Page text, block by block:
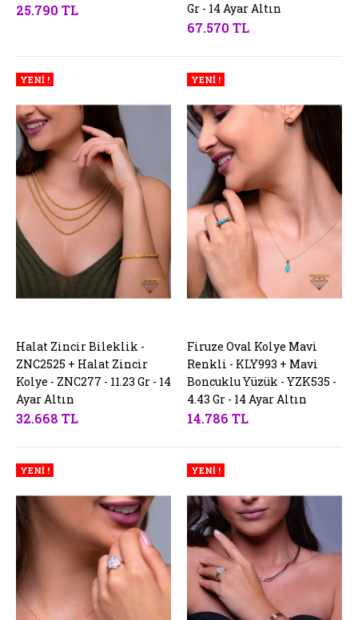
25.790 TL
Gr - 14 Ayar Altın
67.570 TL
YENİ !
SEPETE EKLE
Halat Zincir Bileklik -
ZNC2525 + Halat Zincir
Kolye - ZNC277 - 11.23 Gr - 14
Ayar Altın
32.668 TL
YENİ !
SEPETE EKLE
Firuze Oval Kolye Mavi
Renkli - KLY993 + Mavi
Boncuklu Yüzük - YZK535 -
4.43 Gr - 14 Ayar Altın
14.786 TL
YENİ ! YENİ !